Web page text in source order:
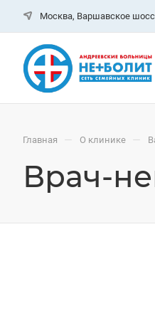
Москва, Варшавское
Главная — О клинике —
Врач-